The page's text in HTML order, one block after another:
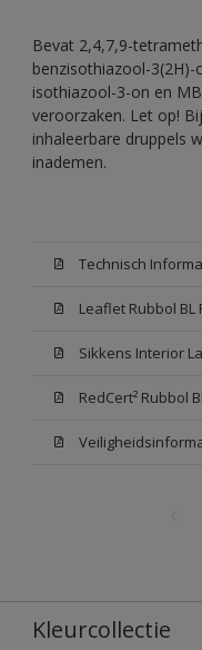
Bevat 2,4,7,9-
benzisothiazool-
isothiazool-3-on en
veroorzaken. Let op!
inhaleerbare druppels
inademen.
Leaflet Rubbol BL
RedCert² Rubbol
Kleurcollectie